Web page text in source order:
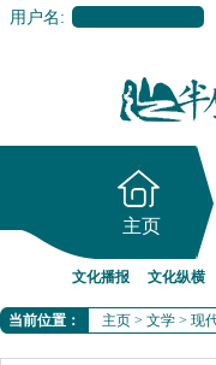
用户名:
主页
文化播报 文化纵横
当前位置： 主页 > 文学 > 现